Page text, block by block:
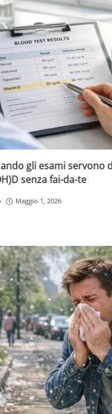
gli esami servono
senza fai-da-te
Maggio 1, 2026